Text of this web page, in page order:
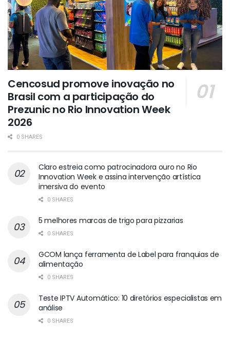
Cencosud promove inovação no
Brasil com a participação do
Prezunic no Rio Innovation Week
2026
0 SHARES
Claro estreia como patrocinadora ouro no Rio
Innovation Week e assina intervenção artística
imersiva do evento
0 SHARES
5 melhores marcas de trigo para pizzarias
0 SHARES
GCOM lança ferramenta de Label para franquias de
alimentação
0 SHARES
Teste IPTV Automático: 10 diretórios especialistas em
análise
0 SHARES